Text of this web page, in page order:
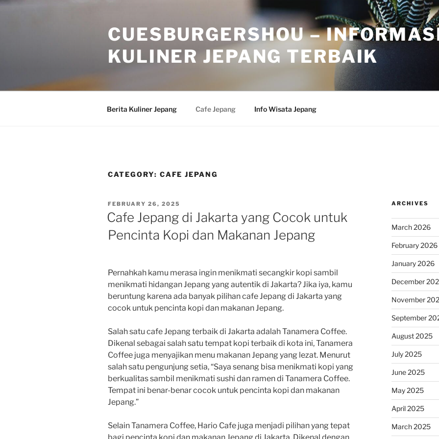
Skip
CUESBURGERSHOU –
KULINER JEPANG TERBAIK
Berita Kuliner Jepang Cafe Jepang Info Wisata Jepang
CATEGORY: CAFE JEPANG
POSTED
ON
FEBRUARY 26, 2025
Cafe Jepang di Jakarta yang Cocok untuk
Pencinta Kopi dan Makanan Jepang
Pernahkah kamu merasa ingin menikmati secangkir kopi sambil
menikmati hidangan Jepang yang autentik di Jakarta? Jika iya, kamu
beruntung karena ada banyak pilihan cafe Jepang di Jakarta yang
cocok untuk pencinta kopi dan makanan Jepang.
Salah satu cafe Jepang terbaik di Jakarta adalah Tanamera Coffee.
Dikenal sebagai salah satu tempat kopi terbaik di kota ini, Tanamera
Coffee juga menyajikan menu makanan Jepang yang lezat. Menurut
salah satu pengunjung setia, “Saya senang bisa menikmati kopi yang
berkualitas sambil menikmati sushi dan ramen di Tanamera Coffee.
Tempat ini benar-benar cocok untuk pencinta kopi dan makanan
Jepang.”
Selain Tanamera Coffee, Hario Cafe juga menjadi pilihan yang tepat
ARCHIVES
March 2026
February 2026
January 2026
December
November
September
August 2025
July 2025
June 2025
May 2025
April 2025
March 2025